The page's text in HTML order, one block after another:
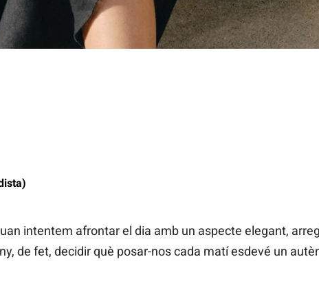
intentem afrontar el dia amb un aspecte elegant,
de fet, decidir què posar-nos cada matí esdevé un